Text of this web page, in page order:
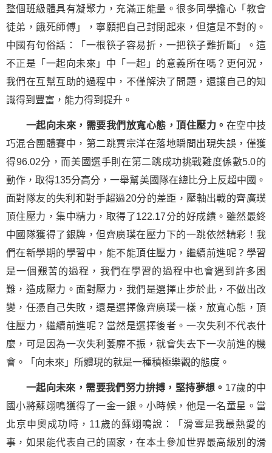
整個班級體具有凝聚力，充滿正能量 。很多同學擔心「教會
徒弟，餓死師傅」，寧願把自己封閉起來，但這是不對的。
中國有句俗話：「一根筷子容易折，一把筷子難折斷」。這
不正是「一起向未來」中「一起」的意義所在嗎？更何況，
我們在互幫互助的過程中，不僅解決了問題，還讓自己的知
識得到豐富，能力得到提升。
一起向未來，需要我們放寬心態，頂住壓力。 在空中技
巧混合團體賽中，第二跳賈宗洋在落地瞬間出現失誤，僅獲
得96.02分，而美國選手則在第二跳成功挑戰難度係數5.0的
動作，取得135分高分，一舉幫美國隊在總比分上反超中國。
面對隊友的失利和對手超過20分的差距，壓軸出戰的齊廣璞
頂住壓力，集中精力，取得了122.17分的好成績。雖然最終
中國隊獲得了銀牌，但齊廣璞在壓力下的一跳依然精彩！我
們在新學期的學習中，能不能頂住壓力，繼續前進呢？學習
是一個艱苦的過程，我們在學習的過程中也會遇到許多困
難，造成壓力。面對壓力，我們是選擇止步於此，不做出改
變，任憑自己失敗，還是選擇像齊廣璞一樣，放寬心態，頂
住壓力，繼續前進呢？當然是選擇後者。一次失利不代表什
麼，可是因為一次失利萎靡不振，就會失去下一次前進的機
會。「向未來」所體現的就是一種積極樂觀的態度。
一起向未來，需要我們努力拚搏，堅持夢想。 17歲的中
國小將蘇翊鳴獲得了一金一銀。小時候，他是一名童星。當
北京申奧成功時，11歲的蘇翊鳴說：「滑雪是我最熱愛的
事，如果能代表自己的國家，在本土參加世界最高級別的滑